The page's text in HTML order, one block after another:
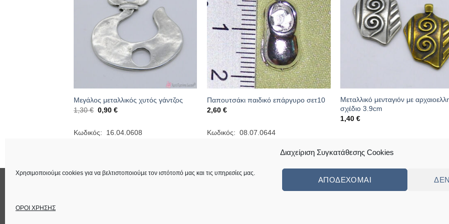
Διαχείριση Συγκατάθεσης Cookies
Χρησιμοποιούμε cookies για να βελτιστοποιούμε τον ιστότοπό μας και τις υπηρεσίες μας.
ΑΠΟΔΈΧΟΜΑΙ
ΟΡΟΙ ΧΡΗΣΗΣ
Μεγάλος μεταλλικός χυτός γάντζος
1,30€ Original
1,30 €.
0,90€Η
είναι:
0,90 €.
Κωδικός: 16.04.0608
Παπουτσάκι παιδικό επάργυρο σετ10
2,60€
Κωδικός: 08.07.0644
Μεταλλικό μενταγιόν με
σχέδιο 3.9cm
1,40€